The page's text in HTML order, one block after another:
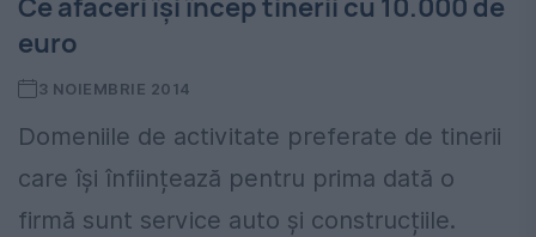
Ce afaceri își încep tinerii cu 10.000 de
euro
3 NOIEMBRIE 2014
Domeniile de activitate preferate de tinerii
care își înființează pentru prima dată o
firmă sunt service auto și construcțiile.